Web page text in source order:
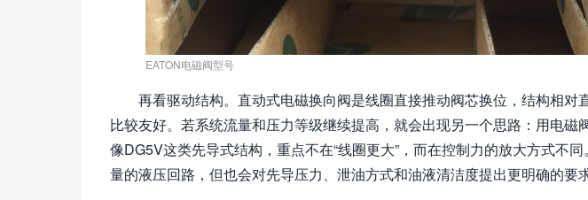
EATON电磁阀型号
再看驱动结构。直动式电磁换向阀是线圈直接推动阀芯换位，结构相对
比较友好。若系统流量和压力等级继续提高，就会出现另一个思路：用电磁
像DG5V这类先导式结构，重点不在“线圈更大”，而在控制力的放大方式不
量的液压回路，但也会对先导压力、泄油方式和油液清洁度提出更明确的要求